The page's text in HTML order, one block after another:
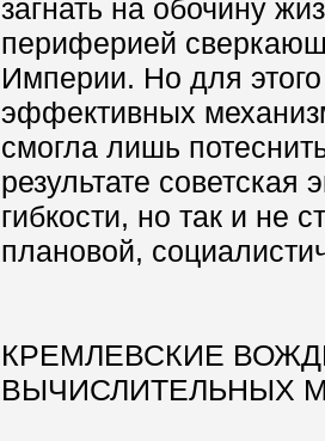
загнать на обочину
периферией
Империи. Но для
эффективных
смогла лишь
результате
гибкости, но так и не
плановой,
КРЕМЛЕВСКИЕ
ВЫЧИСЛИТЕЛЬНЫХ